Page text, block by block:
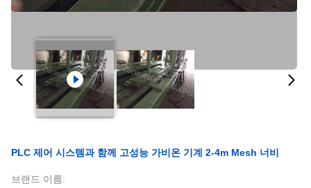
PLC 제어 시스템과 함께 고성능 가비온 기계 2-4m Mesh 너비
브랜드 이름: